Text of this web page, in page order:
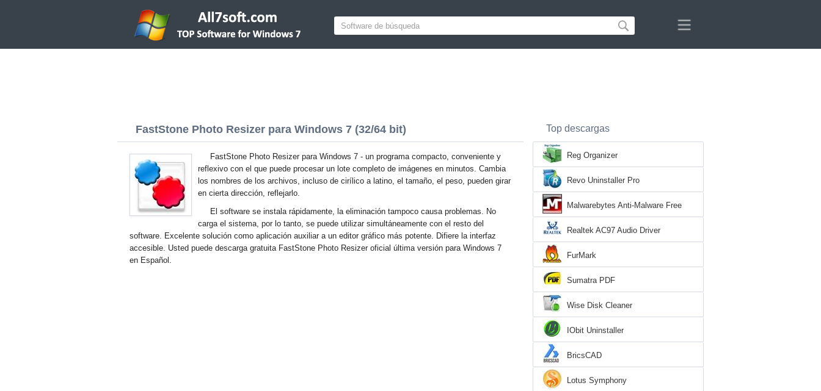
FastStone Photo Resizer para Windows 7 (32/64 bit)
FastStone Photo Resizer para Windows 7 - un programa compacto, conveniente y
reflexivo con el que puede procesar un lote completo de imágenes en minutos. Cambia
los nombres de los archivos, incluso de cirílico a latino, el tamaño, el peso, pueden girar
en cierta dirección, reflejarlo.
El software se instala rápidamente, la eliminación tampoco causa problemas. No
carga el sistema, por lo tanto, se puede utilizar simultáneamente con el resto del
software. Excelente solución como aplicación auxiliar a un editor gráfico más potente. Difiere la interfaz
accesible. Usted puede descarga gratuita FastStone Photo Resizer oficial última versión para Windows 7
en Español.
Top descargas
Reg Organizer
Revo Uninstaller Pro
Malwarebytes Anti-Malware Free
Realtek AC97 Audio Driver
FurMark
Sumatra PDF
Wise Disk Cleaner
IObit Uninstaller
BricsCAD
Lotus Symphony